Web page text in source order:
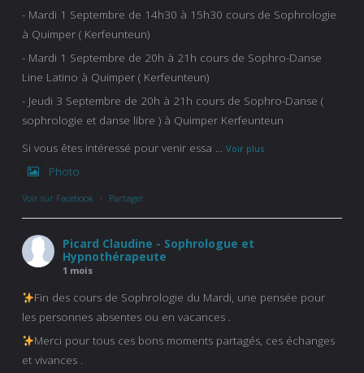
- Mardi 1 Septembre de 14h30 à 15h30 cours de Sophrologie
à Quimper ( Kerfeunteun)
- Mardi 1 Septembre de 20h à 21h cours de Sophro-Danse
Line Latino à Quimper ( Kerfeunteun)
- Jeudi 3 Septembre de 20h à 21h cours de Sophro-Danse (
sophrologie et danse libre ) à Quimper Kerfeunteun
Si vous êtes intéressé pour venir essa ... Voir plus
Photo
Voir sur Facebook · Partager
Picard Claudine - Sophrologue et
Hypnothérapeute
1 mois
Fin des cours de Sophrologie du Mardi, une pensée pour
les personnes absentes ou en vacances .
Merci pour tous ces bons moments partagés, ces échanges
et vivances .